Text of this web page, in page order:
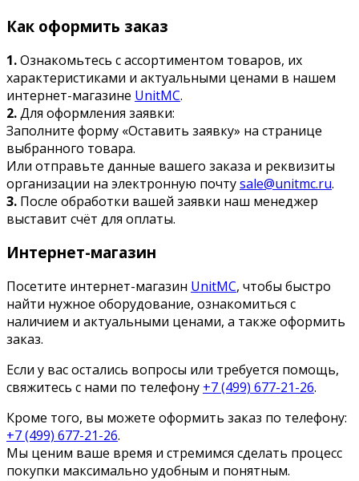
Как оформить заказ
1.Ознакомьтесь с ассортиментом товаров, их
характеристиками и актуальными ценами в нашем
интернет-магазине UnitMC.
2.Для оформления заявки:
Заполните форму «Оставить заявку» на странице
выбранного товара.
Или отправьте данные вашего заказа и реквизиты
организации на электронную почтуsale@unitmc.ru.
3. После обработки вашей заявки наш менеджер
выставит счёт для оплаты.
Интернет-магазин
Посетите интернет-магазин UnitMC, чтобы быстро
найти нужное оборудование, ознакомиться с
наличием и актуальными ценами, а также оформить
заказ.
Если у вас остались вопросы или требуется помощь,
свяжитесь с нами по телефону +7 (499) 677-21-26.
Кроме того, вы можете оформить заказ по телефону:
+7 (499) 677-21-26.
Мы ценим ваше время и стремимся сделать процесс
покупки максимально удобным и понятным.